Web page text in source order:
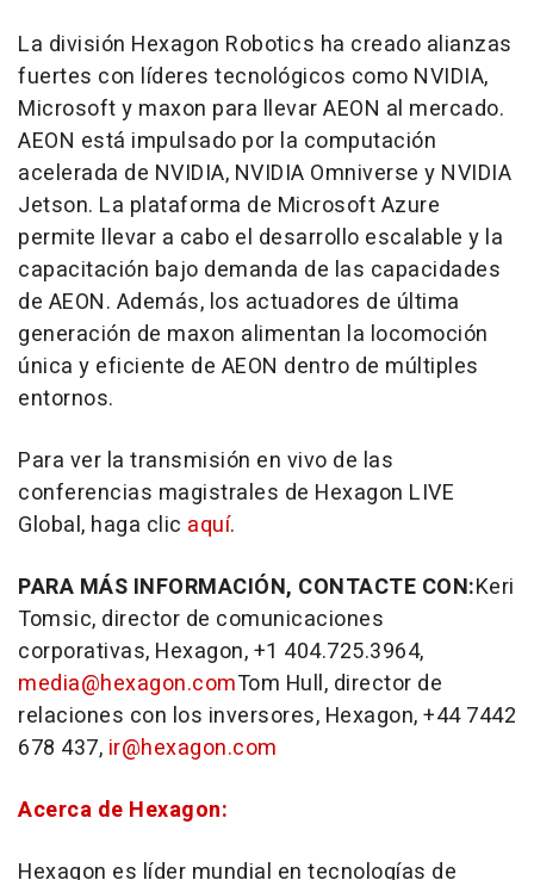
La división Hexagon Robotics ha creado alianzas
fuertes con líderes tecnológicos como NVIDIA,
Microsoft y maxon para llevar AEON al mercado.
AEON está impulsado por la computación
acelerada de NVIDIA, NVIDIA Omniverse y NVIDIA
Jetson. La plataforma de Microsoft Azure
permite llevar a cabo el desarrollo escalable y la
capacitación bajo demanda de las capacidades
de AEON. Además, los actuadores de última
generación de maxon alimentan la locomoción
única y eficiente de AEON dentro de múltiples
entornos.
Para ver la transmisión en vivo de las
conferencias magistrales de Hexagon LIVE
Global, haga clic aquí.
PARA MÁS INFORMACIÓN, CONTACTE CON:Keri
Tomsic, director de comunicaciones
corporativas, Hexagon, +1 404.725.3964,
media@hexagon.comTom Hull, director de
relaciones con los inversores, Hexagon, +44 7442
678 437, ir@hexagon.com
Acerca de Hexagon:
Hexagon es líder mundial en tecnologías de